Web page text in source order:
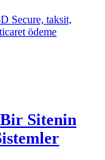
Secure, taksit,
ödeme
Sitenin